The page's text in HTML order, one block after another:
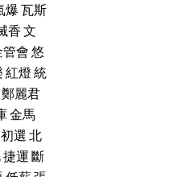
爆瓦斯
香文
管會悠
紅燈統
鄭麗君
金馬
初選北
捷運 斷